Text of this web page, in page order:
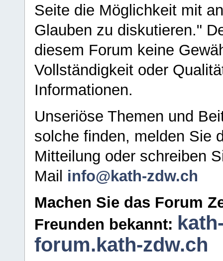
Seite die Möglichkeit mit
Glauben zu diskutieren."
diesem Forum keine
Vollständigkeit oder
Informationen.
Unseriöse Themen und
solche finden, melden Sie
Mitteilung oder schreiben
Mail info@kath-zdw.ch
Machen Sie das Forum
Freunden bekannt:
forum.kath-zdw.ch